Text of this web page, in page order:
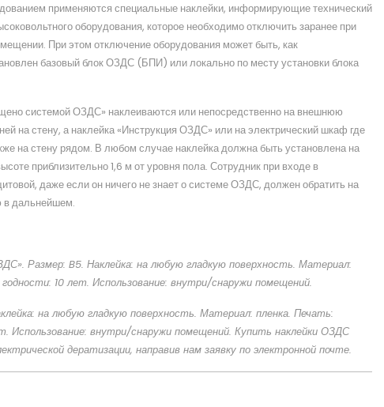
применяются специальные наклейки, информирующие технический
оборудования, которое необходимо отключить заранее при
При этом отключение оборудования может быть, как
базовый блок ОЗДС (БПИ) или локально по месту установки блока
системой ОЗДС» наклеиваются или непосредственно на внешнюю
на стену, а наклейка «Инструкция ОЗДС» или на электрический шкаф где
на стену рядом. В любом случае наклейка должна быть установлена на
приблизительно 1,6 м от уровня пола. Сотрудник при входе в
даже если он ничего не знает о системе ОЗДС, должен обратить на
в дальнейшем.
Размер: B5. Наклейка: на любую гладкую поверхность. Материал:
10 лет. Использование: внутри/снаружи помещений.
на любую гладкую поверхность. Материал: пленка. Печать:
Использование: внутри/снаружи помещений. Купить наклейки ОЗДС
дератизации, направив нам заявку по электронной почте.